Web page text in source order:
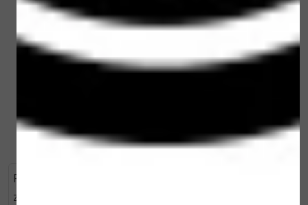
Loveli Sun Stick SPF 30
No Perfume
Bekijken
Loveli Rescue balm 10
ml
Bekijken
Refil Power of Zen Puur natuurlijke deodorant stick
zonder aluminium, die echt werkt. Gebaseerd op